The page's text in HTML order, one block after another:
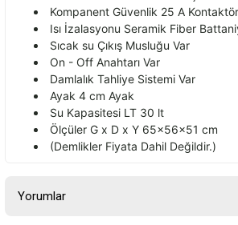
Kompanent Güvenlik 25 A Kontaktör
Isı İzalasyonu Seramik Fiber
Sıcak su Çıkış Musluğu Var
On - Off Anahtarı Var
Damlalık Tahliye Sistemi Var
Ayak 4 cm Ayak
Su Kapasitesi LT 30 lt
Ölçüler G x D x Y 65x56x51 cm
(Demlikler Fiyata Dahil Değildir.)
Yorumlar